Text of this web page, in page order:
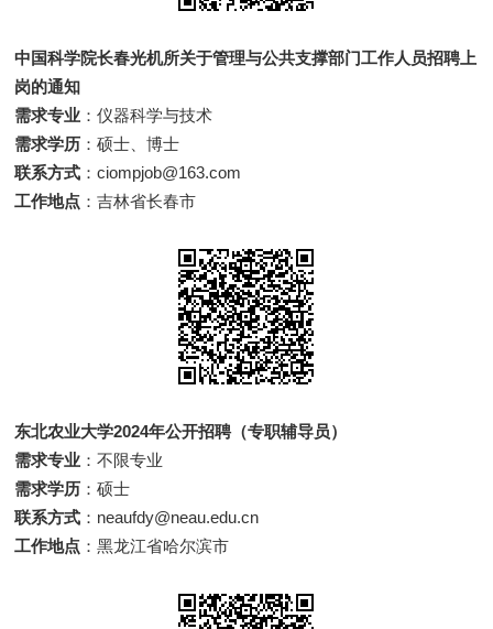
中国科学院长春光机所关于管理与公共支撑部门工作人员招聘上
岗的通知
需求专业 ：仪器科学与技术
需求学历 ：硕士、博士
联系方式 ：ciompjob@163.com
工作地点 ：吉林省长春市
东北农业大学2024年公开招聘（专职辅导员）
需求专业 ：不限专业
需求学历 ：硕士
联系方式 ：neaufdy@neau.edu.cn
工作地点 ：黑龙江省哈尔滨市